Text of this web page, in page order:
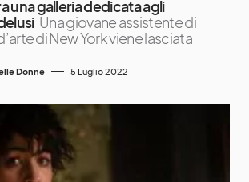
una galleria dedicata agli
Una giovane assistente di
di New York viene lasciata
Donne 5 Luglio 2022